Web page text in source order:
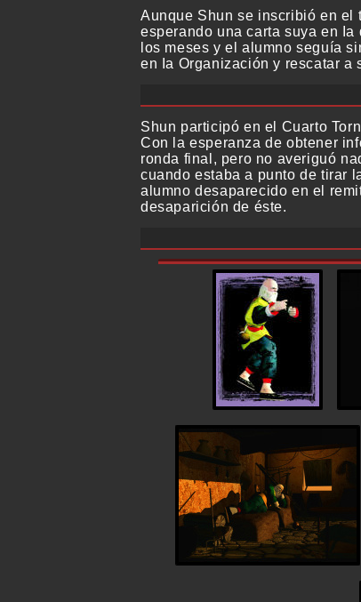
Aunque Shun se inscribió en el
esperando una carta suya en
los meses y el alumno seguía
en Ia Organización y rescatar a
Shun participó en el Cuarto
Con la esperanza de obtener
ronda final, pero no averiguó
cuando estaba a punto de tirar
alumno desaparecido en el
desaparición de éste.